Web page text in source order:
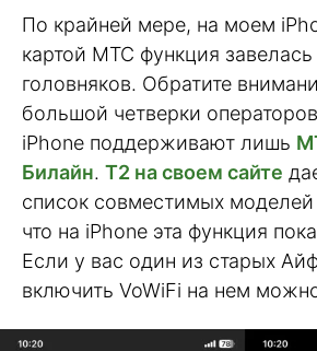
По крайней мере, на моем
картой МТС функция завелась
головняков. Обратите
большой четверки
iPhone поддерживают лишь
Билайн. Т2 на своем сайте
список совместимых
что на iPhone эта функция
Если у вас один из старых
включить VoWiFi на нем